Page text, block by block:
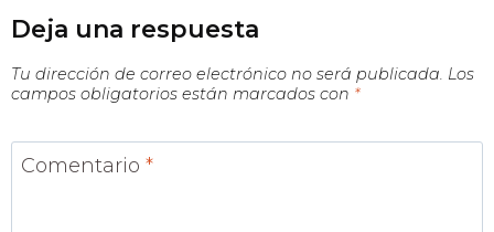
Deja una respuesta
Tu dirección de correo electrónico no será publicada. Los
campos obligatorios están marcados con *
Comentario *